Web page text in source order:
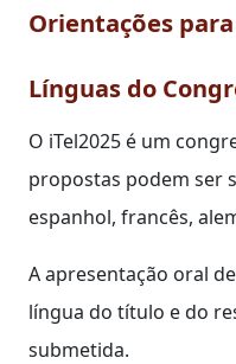
Orientações
Línguas do
O iTel2025 é um
propostas podem ser
espanhol, francês,
A apresentação oral
língua do título e do
submetida.